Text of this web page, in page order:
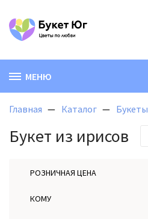
МЕНЮ
Главная Каталог Букеты
Букет из ирисов
РОЗНИЧНАЯ ЦЕНА
КОМУ